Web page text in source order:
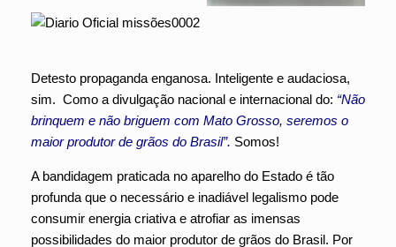
Detesto propaganda enganosa. Inteligente e audaciosa,
sim. Como a divulgação nacional e internacional do: “Não
brinquem e não briguem com Mato Grosso, seremos o
maior produtor de grãos do Brasil”. Somos!
A bandidagem praticada no aparelho do Estado é tão
profunda que o necessário e inadiável legalismo pode
consumir energia criativa e atrofiar as imensas
possibilidades do maior produtor de grãos do Brasil. Por